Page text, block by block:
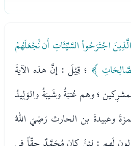
اجْتَرَحُواْ السَّيِّئَاتِ أَن نَّجْعَلَهُمْ
﴾ ؛ قِيْلَ : إنَّ هذه الآيةَ
؛ وهم عُتبَةُ وشَيبَةُ والوَلِيدُ
وعبيدةَ بن الحارث رَضِيَ اللهُ